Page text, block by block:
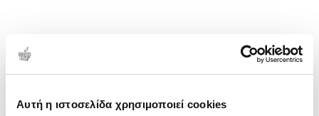
Αυτή η ιστοσελίδα χρησιμοποιεί cookies